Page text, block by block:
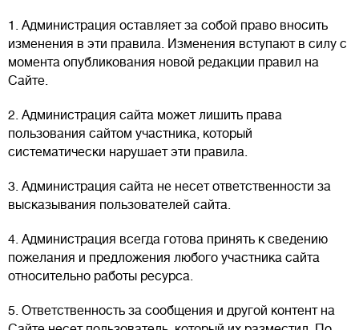
1. Администрация оставляет за собой право вносить
изменения в эти правила. Изменения вступают в силу с
момента опубликования новой редакции правил на
Сайте.
2. Администрация сайта может лишить права
пользования сайтом участника, который
систематически нарушает эти правила.
3. Администрация сайта не несет ответственности за
высказывания пользователей сайта.
4. Администрация всегда готова принять к сведению
пожелания и предложения любого участника сайта
относительно работы ресурса.
5. Ответственность за сообщения и другой контент на